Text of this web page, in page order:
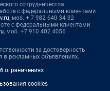
сотрудничества:
с федеральными клиентами
, моб. + 7 982 640 34 32
с федеральными клиентами
, моб. +7 910 402 4056
за достоверность
рекламных объявлениях.
ограничениях
cookies